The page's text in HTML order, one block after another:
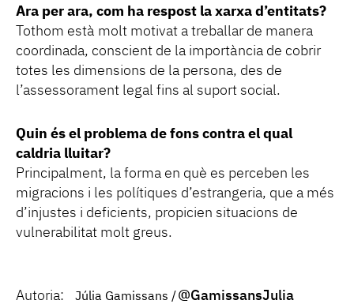
Ara per ara, com ha respost la xarxa d’entitats?
Tothom està molt motivat a treballar de manera
coordinada, conscient de la importància de cobrir
totes les dimensions de la persona, des de
l’assessorament legal fins al suport social.
Quin és el problema de fons contra el qual
caldria lluitar?
Principalment, la forma en què es perceben les
migracions i les polítiques d’estrangeria, que a més
d’injustes i deficients, propicien situacions de
vulnerabilitat molt greus.
Autoria: Júlia Gamissans
@GamissansJulia